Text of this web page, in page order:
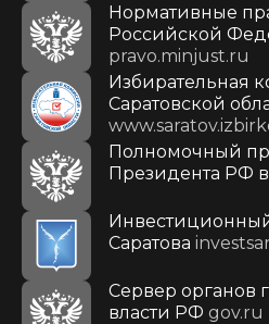
Нормативные
Российской
pravo.minjust.ru
Избирательная
Саратовской
Полномочный
Президента РФ
Саратова
Сервер органов
власти РФ gov.ru